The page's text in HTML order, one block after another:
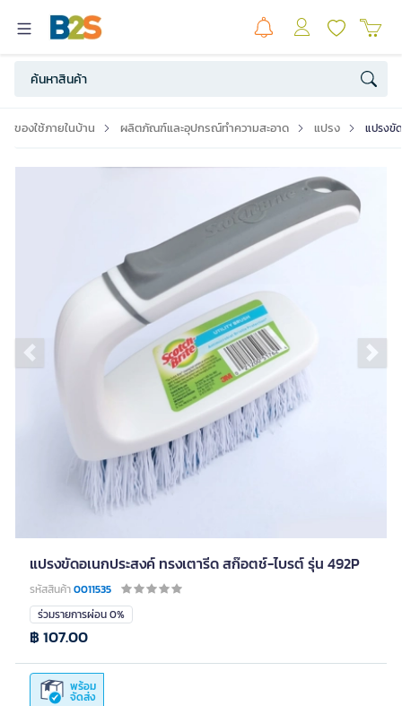
ของใช้ภายในบ้าน ผลิตภัณฑ์และอุปกรณ์ทำความสะอาด แปรง แปรงขั
Previous slide
แปรงขัดอเนกประสงค์ ทรงเตารีด สก๊อตช์-ไบรต์ รุ่น 492P
รหัสสินค้า0011535
ร่วมรายการผ่อน 0%
พร้อม
จัดส่ง
฿ 107.00